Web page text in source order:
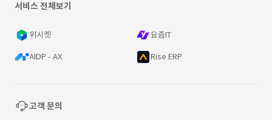
서비스 전체보기
위시켓 요즘IT
AIDP - AX Rise ERP
고객 문의